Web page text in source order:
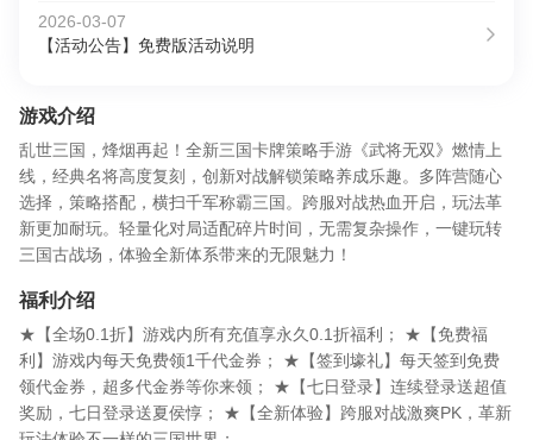
2026-03-07
【活动公告】免费版活动说明
游戏介绍
乱世三国，烽烟再起！全新三国卡牌策略手游《武将无双》燃情上
线，经典名将高度复刻，创新对战解锁策略养成乐趣。多阵营随心
选择，策略搭配，横扫千军称霸三国。跨服对战热血开启，玩法革
新更加耐玩。轻量化对局适配碎片时间，无需复杂操作，一键玩转
三国古战场，体验全新体系带来的无限魅力！
福利介绍
★【全场0.1折】游戏内所有充值享永久0.1折福利； ★【免费福
利】游戏内每天免费领1千代金券； ★【签到壕礼】每天签到免费
领代金券，超多代金券等你来领； ★【七日登录】连续登录送超值
奖励，七日登录送夏侯惇； ★【全新体验】跨服对战激爽PK，革新